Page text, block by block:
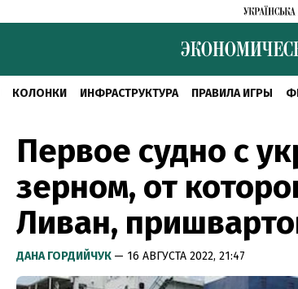
КОЛОНКИ ИНФРАСТРУКТУРА ПРАВИЛА ИГРЫ
Первое судно с
зерном, от
Ливан,
ДАНА ГОРДИЙЧУК — 16 АВГУСТА 2022, 21:47